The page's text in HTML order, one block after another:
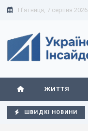
П'ятниця, 7 серпня 2026
ЖИТТЯ
ШВИДКІ НОВИНИ
захисту